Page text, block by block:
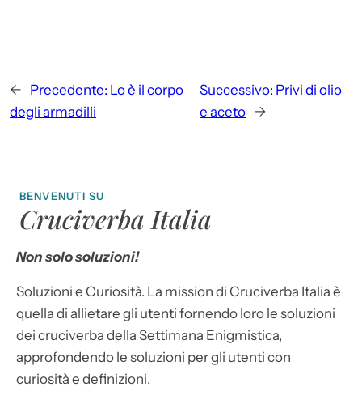
← Precedente: Lo è il corpo
degli armadilli
Successivo: Privi di olio
e aceto →
BENVENUTI SU
Cruciverba Italia
Non solo soluzioni!
Soluzioni e Curiosità. La mission di Cruciverba Italia è
quella di allietare gli utenti fornendo loro le soluzioni
dei cruciverba della Settimana Enigmistica,
approfondendo le soluzioni per gli utenti con
curiosità e definizioni.